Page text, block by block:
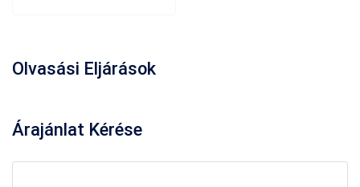
Olvasási Eljárások
Árajánlat Kérése